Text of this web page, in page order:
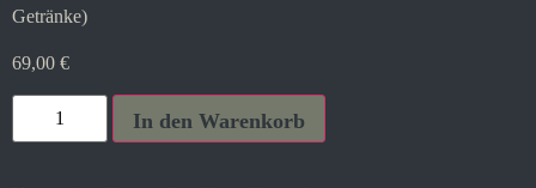
Getränke)
69,00 €
In den Warenkorb